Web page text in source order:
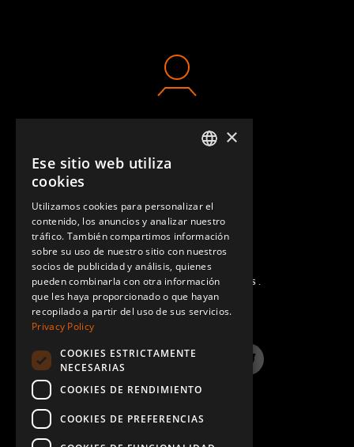
CONTACTO
PREGUNTAS MÁS FRECUENTES.
LinkedIn InstagramTwitter
×
Ese sitio web utiliza
cookies
Utilizamos cookies para personalizar el
contenido, los anuncios y analizar nuestro
tráfico. También compartimos información
sobre su uso de nuestro sitio con nuestros
socios de publicidad y análisis, quienes
pueden combinarla con otra información
que les haya proporcionado o que hayan
recopilado a partir del uso de sus servicios.
Privacy Policy
COOKIES ESTRICTAMENTE
NECESARIAS
COOKIES DE RENDIMIENTO
COOKIES DE PREFERENCIAS